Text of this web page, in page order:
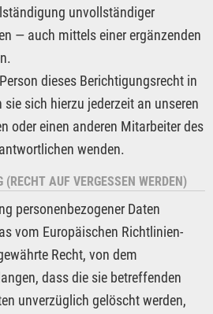
unvollständiger
— auch mittels einer ergänzenden
dieses Berichtigungsrecht in
sich hierzu jederzeit an unseren
oder einen anderen Mitarbeiter des
wenden.
AUF VERGESSEN WERDEN)
personenbezogener Daten
vom Europäischen Richtlinien-
Recht, von dem
dass die sie betreffenden
unverzüglich gelöscht werden,